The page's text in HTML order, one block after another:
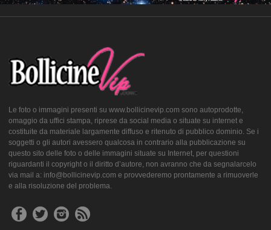
Le foto o immagini presenti su www.bollicinevip.com sono autoprodotte,
omaggio da uffici stampa, riprese da social media o situate su internet e
costituite da materiale largamente diffuso e ritenuto di pubblico dominio. Se i
soggetti o gli autori avessero qualcosa in contrario alla pubblicazione su
questo sito delle foto o delle immagini situate su Internet, per questioni
riguardanti il copyright o il diritto d’autore, non avranno che da segnalarcelo
via mail a: info@bollicinevip.com e provvederemo prontamente a rimuoverle
e alla risoluzione del problema.